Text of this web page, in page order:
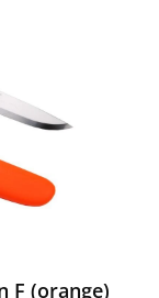
F (orange)